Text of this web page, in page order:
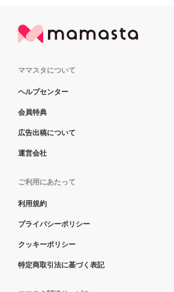
ママスタについて
ヘルプセンター
会員特典
広告出稿について
運営会社
ご利用にあたって
利用規約
プライバシーポリシー
クッキーポリシー
特定商取引法に基づく表記